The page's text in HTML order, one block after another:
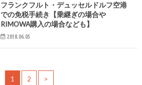
フランクフルト・デュッセルドルフ空港
での免税手続き【乗継ぎの場合や
RIMOWA購入の場合なども】
2018.06.05
1 2 >